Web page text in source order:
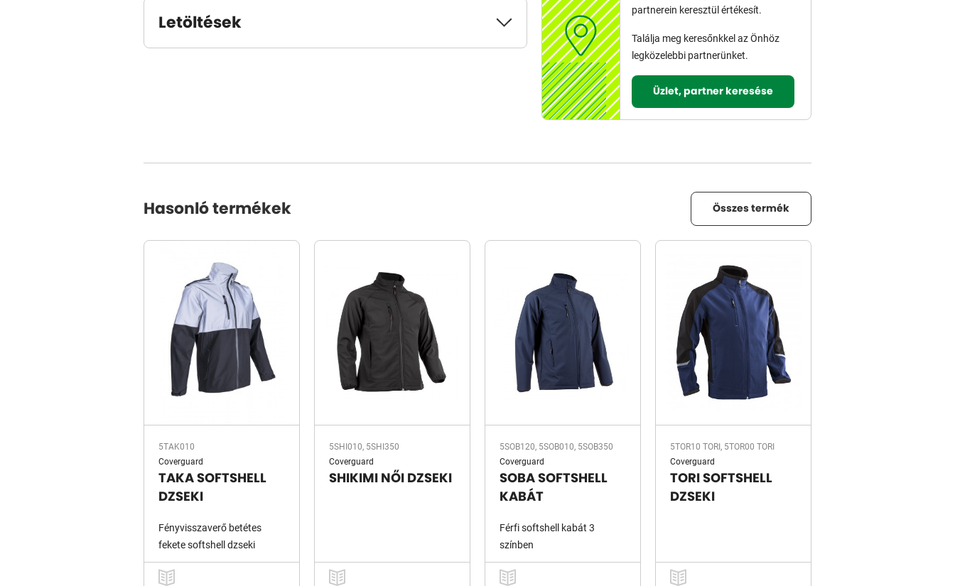
Letöltések
partnerein keresztül értékesít.
Találja meg keresőnkkel az Önhöz
legközelebbi partnerünket.
Üzlet, partner keresése
Hasonló termékek Összes termék
5TAK010
Coverguard
TAKA SOFTSHELL
DZSEKI
Fényvisszaverő betétes
fekete softshell dzseki
5SHI010, 5SHI350
Coverguard
SHIKIMI NŐI DZSEKI
5SOB120, 5SOB010, 5SOB350
Coverguard
SOBA SOFTSHELL
KABÁT
Férfi softshell kabát 3
színben
5TOR10 TORI, 5TOR00 TORI
Coverguard
TORI SOFTSHELL
DZSEKI